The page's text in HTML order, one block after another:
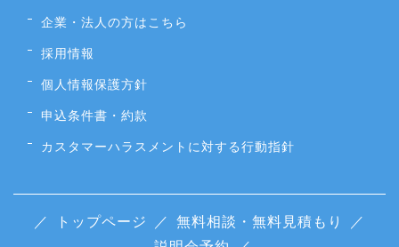
企業・法人の方はこちら
採用情報
個人情報保護方針
申込条件書・約款
カスタマーハラスメントに対する行動指針
／ トップページ ／ 無料相談・無料見積もり
／